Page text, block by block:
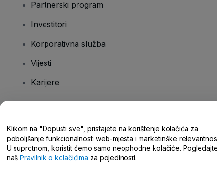
Partnerski program
Investitori
Korporativna služba
Vijesti
Karijere
Centar za pomoć/kontaktirajte nas
Klikom na "Dopusti sve", pristajete na korištenje kolačića za
poboljšanje funkcionalnosti web-mjesta i marketinške
U suprotnom, koristit ćemo samo neophodne kolačiće.
naš Pravilnik o kolačićima za pojedinosti.